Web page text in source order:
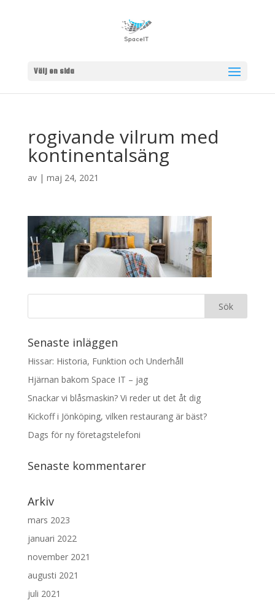
Välj en sida
rogivande vilrum med
kontinentalsäng
av | maj 24, 2021
Senaste inläggen
Hissar: Historia, Funktion och Underhåll
Hjärnan bakom Space IT – jag
Snackar vi blåsmaskin? Vi reder ut det åt dig
Kickoff i Jönköping, vilken restaurang är bäst?
Dags för ny företagstelefoni
Senaste kommentarer
Arkiv
mars 2023
januari 2022
november 2021
augusti 2021
juli 2021